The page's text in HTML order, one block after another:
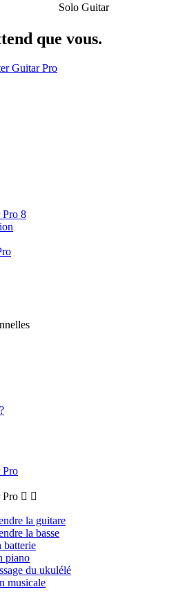
Solo Guitar
que vous.
Guitar Pro
Pro 8
Pro
Pro  
la guitare
la basse
batterie
piano
du ukulélé
musicale